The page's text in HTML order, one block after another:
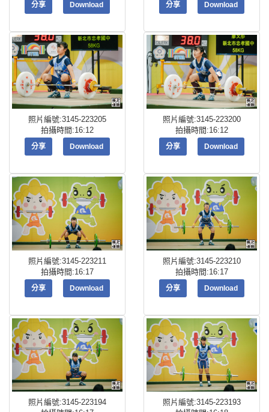
分享 Download 分享 Download
照片編號:3145-223205
拍攝時間:16:12
分享 Download
照片編號:3145-223200
拍攝時間:16:12
分享 Download
照片編號:3145-223211
拍攝時間:16:17
分享 Download
照片編號:3145-223210
拍攝時間:16:17
分享 Download
照片編號:3145-223194
照片編號:3145-223193